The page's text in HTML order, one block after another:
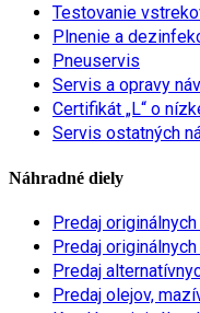
Testovanie
Plnenie a
Pneuservis
Servis a opravy
Certifikát „L“ o
Servis ostatných
Náhradné diely
Predaj
Predaj
Predaj
Predaj olejov,